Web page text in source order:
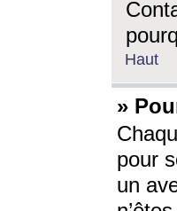
Haut
»
pour
un